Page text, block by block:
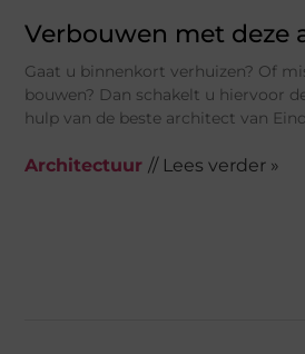
Verbouwen met deze
Gaat u binnenkort verhuizen? Of
bouwen? Dan schakelt u hiervoor
hulp van de beste architect van
Architectuur // Lees verder »